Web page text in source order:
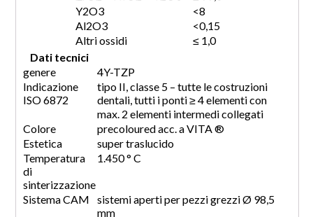
Y2O3
<8
Al2O3
<0,15
Altri ossidi
≤ 1,0
Dati tecnici
genere
4Y-TZP
Indicazione
ISO 6872
tipo II, classe 5 – tutte le costruzioni
dentali, tutti i ponti ≥ 4 elementi con
max. 2 elementi intermedi collegati
Colore
precoloured acc. a VITA®
Estetica
super traslucido
Temperatura
di
sinterizzazione
1.450 ° C
Sistema CAM
sistemi aperti per pezzi grezzi Ø 98,5
mm